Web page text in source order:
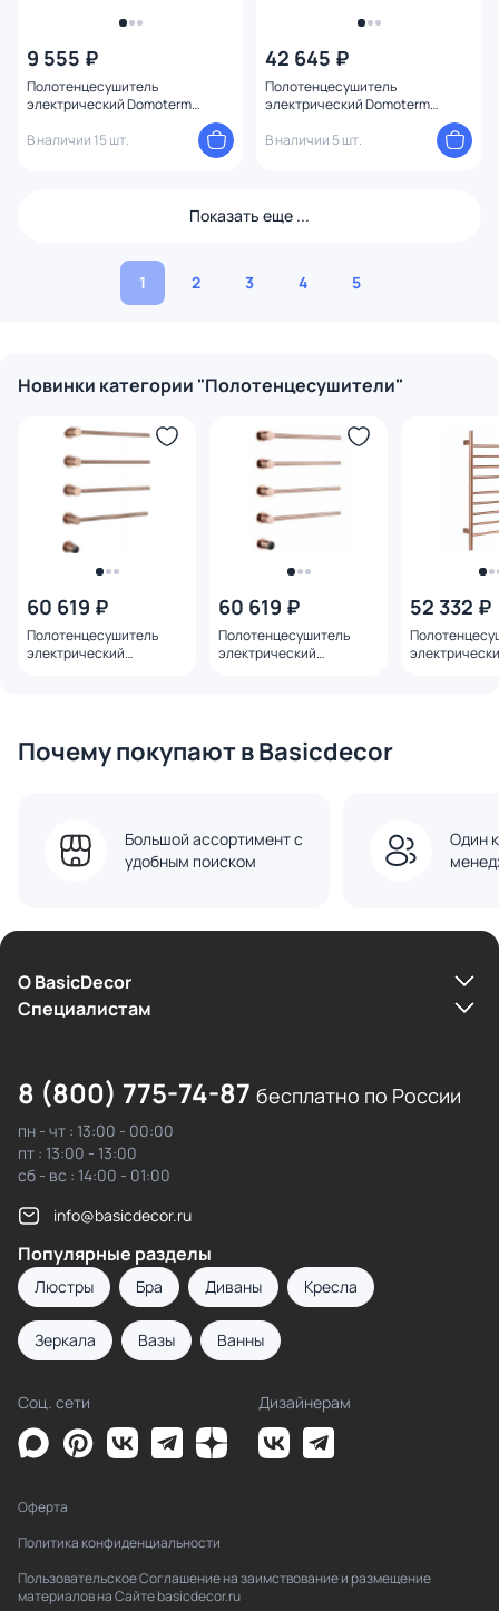
9 555 ₽
Полотенцесушитель
электрический Domoterm
Классик DMT 109-6 50x80 EK R
В наличии 15 шт.
42 645 ₽
Полотенцесушитель
электрический Domoterm
Калипсо П10 500x800 АБР ER
В наличии 5 шт.
Показать еще ...
1 2 3 4 5
Новинки категории "Полотенцесушители"
60 619 ₽
Полотенцесушитель
электрический
60 619 ₽
Полотенцесушитель
электрический
52 332 ₽
Почему покупают в Basicdecor
Большой ассортимент с
удобным поиском
Один
О BasicDecor
Cпециалистам
8 (800) 775-74-87 бесплатно по России
пн - чт : 13:00 - 00:00
пт : 13:00 - 13:00
сб - вс : 14:00 - 01:00
info@basicdecor.ru
Популярные разделы
Люстры Бра Диваны Кресла
Зеркала Вазы Ванны
Соц. сети Дизайнерам
Оферта
Политика конфиденциальности
Пользовательское Соглашение на заимствование и размещение
материалов на Сайте basicdecor.ru